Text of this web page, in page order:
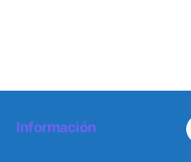
Información